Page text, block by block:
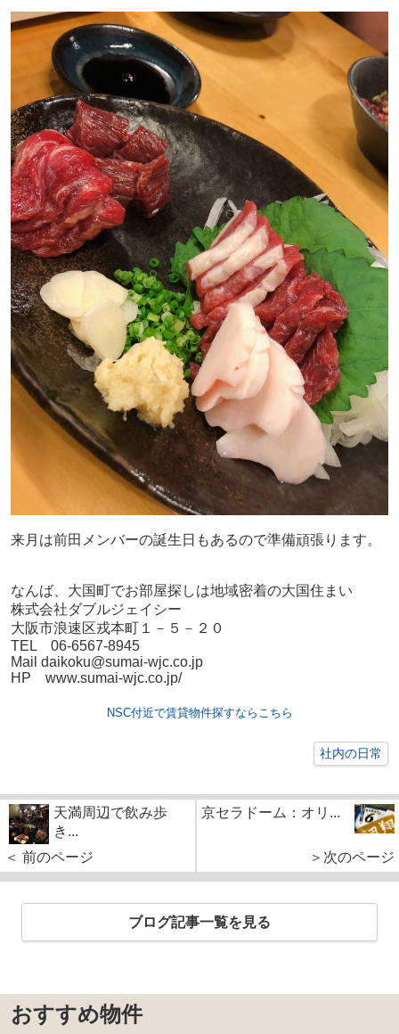
来月は前田メンバーの誕生日もあるので準備頑張ります。
なんば、大国町でお部屋探しは地域密着の大国住まい
株式会社ダブルジェイシー
大阪市浪速区戎本町１－５－２０
TEL 06-6567-8945
Mail daikoku@sumai-wjc.co.jp
HP www.sumai-wjc.co.jp/
NSC付近で賃貸物件探すならこちら
社内の日常
天満周辺で飲み歩
き...
＜ 前のページ
京セラドーム：オリ...
＞次のページ
ブログ記事一覧を見る
おすすめ物件